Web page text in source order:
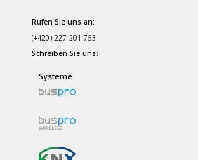
Rufen Sie uns an:
(+420) 227 201 763
Schreiben Sie uns:
Systeme